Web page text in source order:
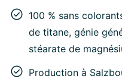
100 % sans
de titane, génie
stéarate de
Production à